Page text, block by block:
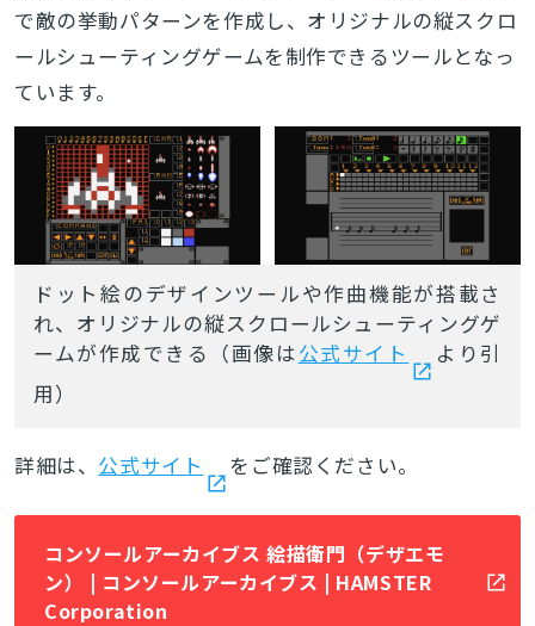
で敵の挙動パターンを作成し、オリジナルの縦スクロ
ールシューティングゲームを制作できるツールとなっ
ています。
ドット絵のデザインツールや作曲機能が搭載さ
れ、オリジナルの縦スクロールシューティングゲ
ームが作成できる（画像は公式サイト
より引
用）
詳細は、 公式サイト をご確認ください。
コンソールアーカイブス 絵描衛門（デザエモ
ン） | コンソールアーカイブス | HAMSTER
Corporation